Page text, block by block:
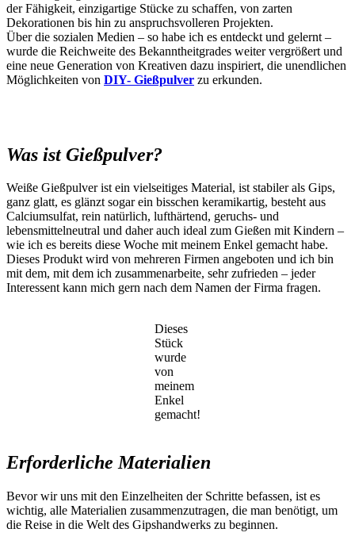
der Fähigkeit, einzigartige Stücke zu schaffen, von zarten
Dekorationen bis hin zu anspruchsvolleren Projekten.
Über die sozialen Medien – so habe ich es entdeckt und gelernt –
wurde die Reichweite des Bekanntheitgrades weiter vergrößert und
eine neue Generation von Kreativen dazu inspiriert, die unendlichen
Möglichkeiten von DIY- Gießpulver zu erkunden.
Was ist Gießpulver?
Weiße Gießpulver ist ein vielseitiges Material, ist stabiler als Gips,
ganz glatt, es glänzt sogar ein bisschen keramikartig, besteht aus
Calciumsulfat, rein natürlich, lufthärtend, geruchs- und
lebensmittelneutral und daher auch ideal zum Gießen mit Kindern –
wie ich es bereits diese Woche mit meinem Enkel gemacht habe.
Dieses Produkt wird von mehreren Firmen angeboten und ich bin
mit dem, mit dem ich zusammenarbeite, sehr zufrieden – jeder
Interessent kann mich gern nach dem Namen der Firma fragen.
Dieses
Stück
wurde
von
meinem
Enkel
gemacht!
Erforderliche Materialien
Bevor wir uns mit den Einzelheiten der Schritte befassen, ist es
wichtig, alle Materialien zusammenzutragen, die man benötigt, um
die Reise in die Welt des Gipshandwerks zu beginnen.